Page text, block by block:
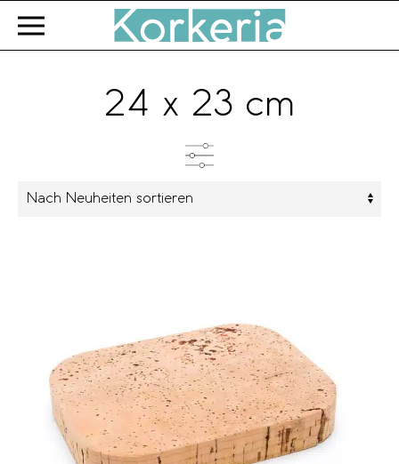
Zum Hauptinhalt springen
24 x 23 cm
Kategorien
Farbe
Marke